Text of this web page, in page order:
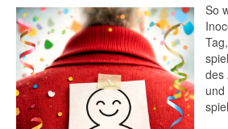
Silvester auf Mallorca
Kunst auf Mallorca
Mirall, Jaume Plensa in
Museum Fundación
So
des
und